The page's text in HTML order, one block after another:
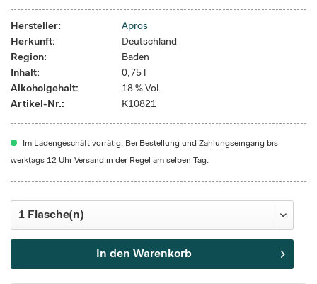
Hersteller:
Apros
Herkunft:
Deutschland
Region:
Baden
Inhalt:
0,75 l
Alkoholgehalt:
18 % Vol.
Artikel-Nr.:
K10821
Im Ladengeschäft vorrätig. Bei Bestellung und Zahlungseingang bis
werktags 12 Uhr Versand in der Regel am selben Tag.
In den Warenkorb